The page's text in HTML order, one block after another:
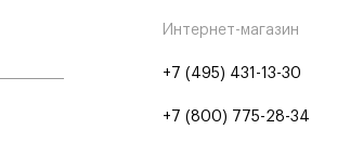
Интернет-магазин
+7 (495) 431-13-30
+7 (800) 775-28-34